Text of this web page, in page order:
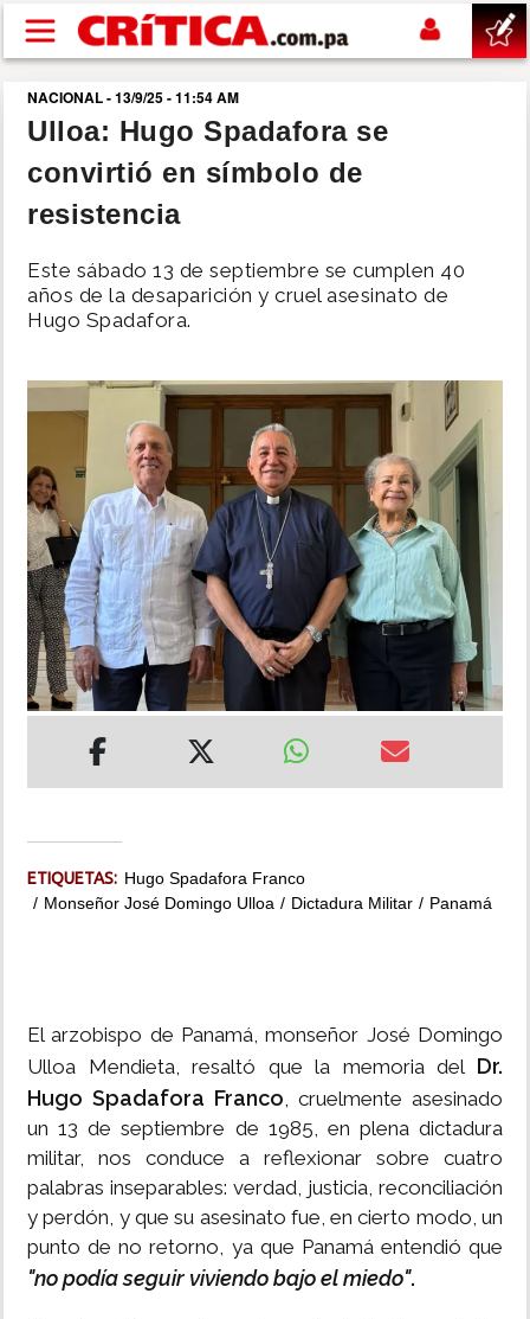
Pasar al contenido principal
buscar
SUCESOS
POLÍTICA
MUNDO
INSÓLITAS
MULTIMEDIA
IMPRESO
NACIONAL - 13/9/25 - 11:54 AM
Ulloa: Hugo Spadafora se
convirtió en símbolo de
resistencia
Este sábado 13 de septiembre se cumplen 40
años de la desaparición y cruel asesinato de
Hugo Spadafora.
ETIQUETAS: Hugo Spadafora Franco
Monseñor José Domingo Ulloa
Dictadura Militar Panamá
El arzobispo de Panamá, monseñor José Domingo
Ulloa Mendieta, resaltó que la memoria del Dr.
Hugo Spadafora Franco, cruelmente asesinado
un 13 de septiembre de 1985, en plena dictadura
militar, nos conduce a reflexionar sobre cuatro
palabras inseparables: verdad, justicia, reconciliación
y perdón, y que su asesinato fue, en cierto modo, un
punto de no retorno, ya que Panamá entendió que
"no podía seguir viviendo bajo el miedo".